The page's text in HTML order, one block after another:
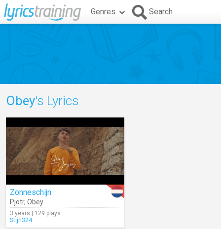
Genres Search
Obey's Lyrics
Zonneschijn
Pjotr, Obey
3 years | 129 plays
Stijn324